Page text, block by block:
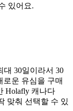
있어요.
대 30일이라서 30
운 유심을 구매
Holafly 캐나다
맞춰 선택할 수 있